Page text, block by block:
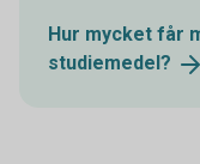
Hur mycket får
studiemedel?